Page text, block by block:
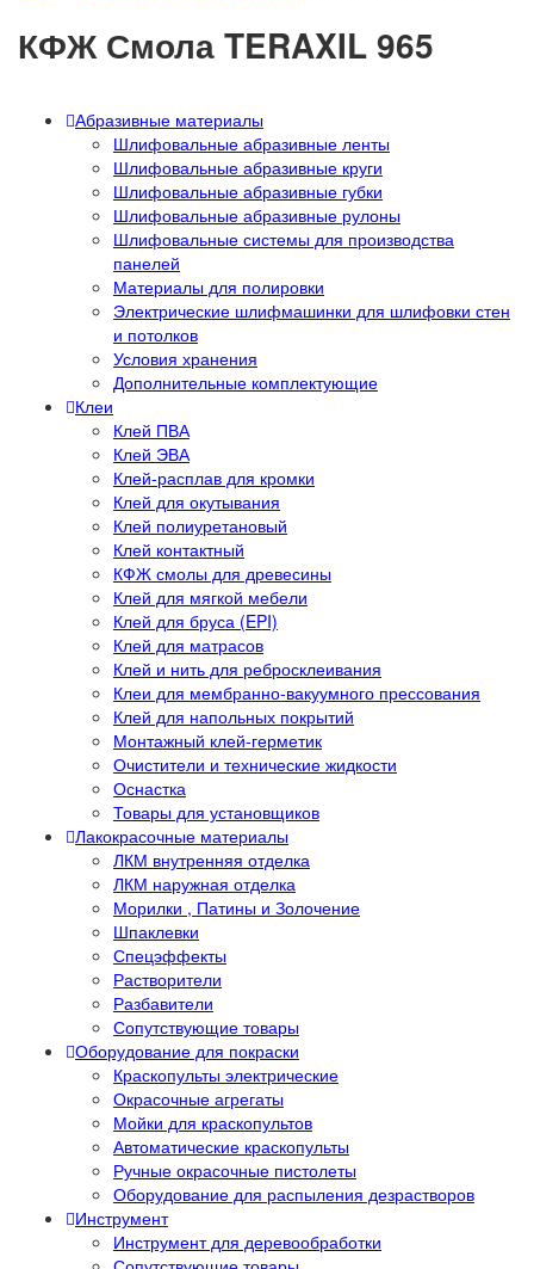
КФЖ Смола TERAXIL 965
Абразивные материалы
Шлифовальные абразивные ленты
Шлифовальные абразивные круги
Шлифовальные абразивные губки
Шлифовальные абразивные рулоны
Шлифовальные системы для производства
панелей
Материалы для полировки
Электрические шлифмашинки для шлифовки стен
и потолков
Условия хранения
Дополнительные комплектующие
Клеи
Клей ПВА
Клей ЭВА
Клей-расплав для кромки
Клей для окутывания
Клей полиуретановый
Клей контактный
КФЖ смолы для древесины
Клей для мягкой мебели
Клей для бруса (EPI)
Клей для матрасов
Клей и нить для ребросклеивания
Клеи для мембранно-вакуумного прессования
Клей для напольных покрытий
Монтажный клей-герметик
Очистители и технические жидкости
Оснастка
Товары для установщиков
Лакокрасочные материалы
ЛКМ внутренняя отделка
ЛКМ наружная отделка
Морилки , Патины и Золочение
Шпаклевки
Спецэффекты
Растворители
Разбавители
Сопутствующие товары
Оборудование для покраски
Краскопульты электрические
Окрасочные агрегаты
Мойки для краскопультов
Автоматические краскопульты
Ручные окрасочные пистолеты
Оборудование для распыления дезрастворов
Инструмент
Инструмент для деревообработки